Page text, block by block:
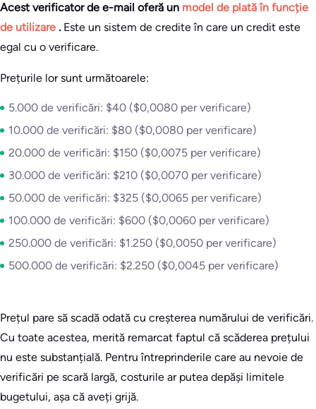
Acest verificator de e-mail oferă un model de plată în funcție
de utilizare . Este un sistem de credite în care un credit este
egal cu o verificare.
Prețurile lor sunt următoarele:
5.000 de verificări: $40 ($0,0080 per verificare)
10.000 de verificări: $80 ($0,0080 per verificare)
20.000 de verificări: $150 ($0,0075 per verificare)
30.000 de verificări: $210 ($0,0070 per verificare)
50.000 de verificări: $325 ($0,0065 per verificare)
100.000 de verificări: $600 ($0,0060 per verificare)
250.000 de verificări: $1.250 ($0,0050 per verificare)
500.000 de verificări: $2.250 ($0,0045 per verificare)
Prețul pare să scadă odată cu creșterea numărului de verificări.
Cu toate acestea, merită remarcat faptul că scăderea prețului
nu este substanțială. Pentru întreprinderile care au nevoie de
verificări pe scară largă, costurile ar putea depăși limitele
bugetului, așa că aveți grijă.